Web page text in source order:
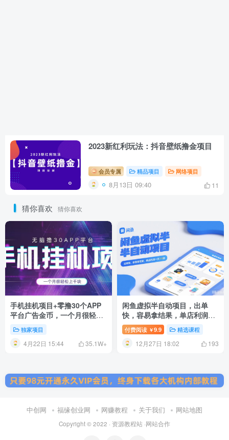
2023新红利玩法：抖音壁纸撸金项目
会员专属 精品项目 网络项目
8月13日 09:40 11
猜你喜欢 猜你喜欢
手机挂机项目+零撸30个APP
平台广告金币，一个月很轻松
大几千
独家项目
4月22日 15:44 35.1W+
闲鱼虚拟半自动项目，出单
快，容易拿结果，单店利润一
天3-5张
付费阅读 ￥9.9 精选课程
12月27日 18:02 193
中创网 福缘创业网 网赚教程 关于我们 网站地图
Copyright © 2022 · 资源教程站 ·网站合作